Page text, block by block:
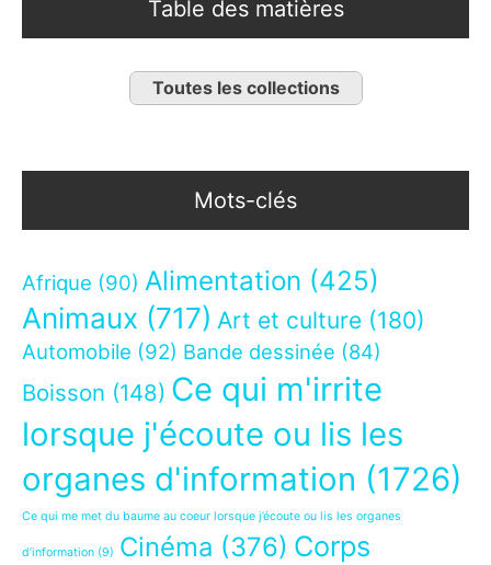
Table des matières
Toutes les collections
Mots-clés
Afrique (90) Alimentation (425)
Animaux (717) Art et culture (180)
Automobile (92) Bande dessinée (84)
Boisson (148) Ce qui m'irrite
lorsque j'écoute ou lis les
organes d'information (1726)
Ce qui me met du baume au coeur lorsque j’écoute ou lis les organes
d’information (9) Cinéma (376) Corps